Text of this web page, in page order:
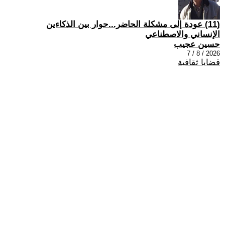
(11) عودة إلى مشكلة الحاضر...حوار بين الذكاءين
الإنساني والاصطناعي
حسين عجيب
2026 / 8 / 7
قضايا ثقافية